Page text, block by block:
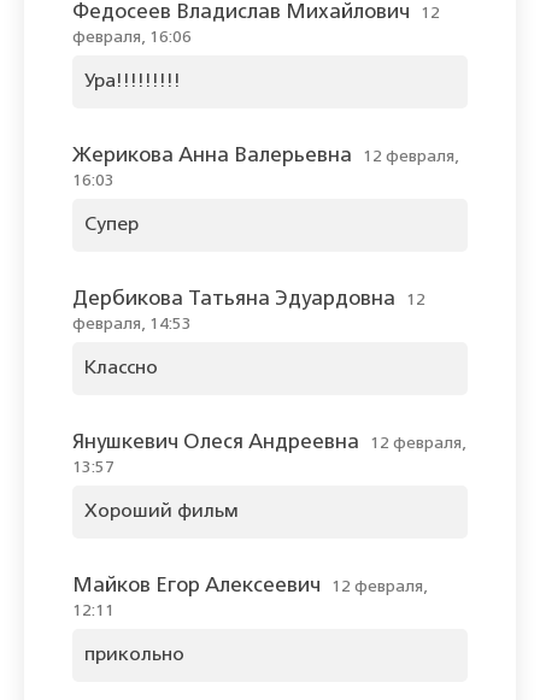
Федосеев Владислав Михайлович
12
февраля, 16:06
Ура!!!!!!!!!
Жерикова Анна Валерьевна
12 февраля,
16:03
Супер
Дербикова Татьяна Эдуардовна
12
февраля, 14:53
Классно
Янушкевич Олеся Андреевна
12 февраля,
13:57
Хороший фильм
Майков Егор Алексеевич
12 февраля,
12:11
прикольно